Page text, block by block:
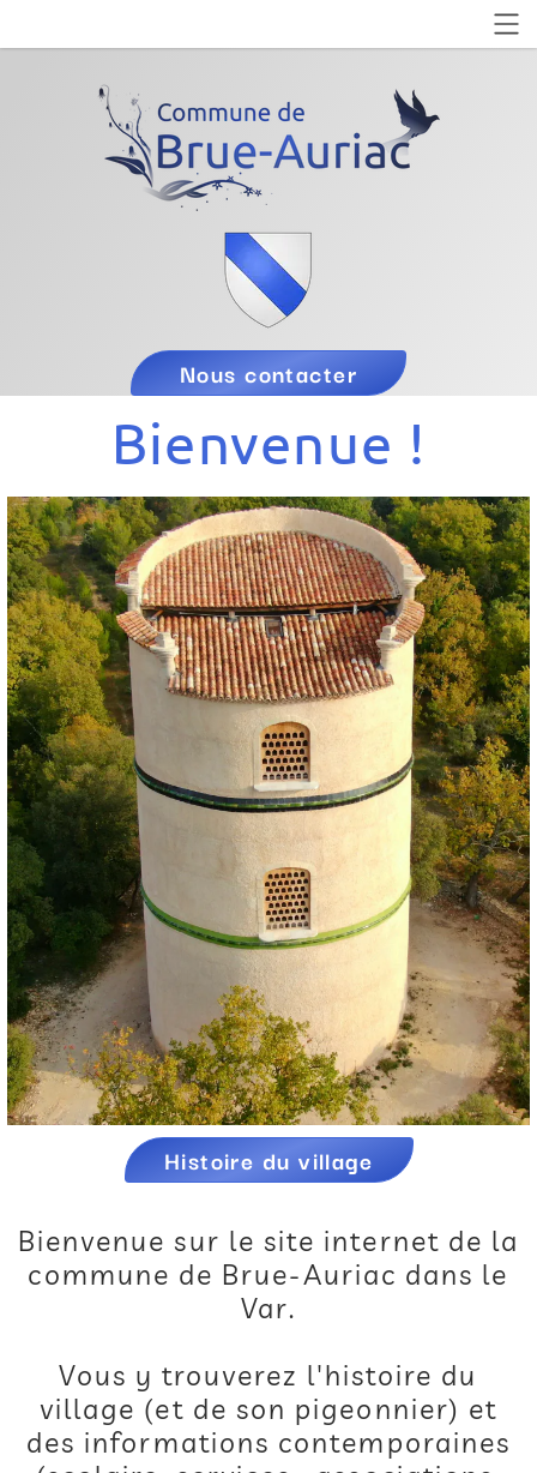
Nous contacter
Bienvenue !
Histoire du village
Bienvenue sur le site internet de la
commune de Brue-Auriac dans le
Var.
Vous y trouverez l'histoire du
village (et de son pigeonnier) et
des informations contemporaines